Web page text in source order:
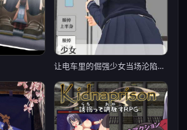
让电车里的倔强少女当场沦陷的触摸 DL官方中文版